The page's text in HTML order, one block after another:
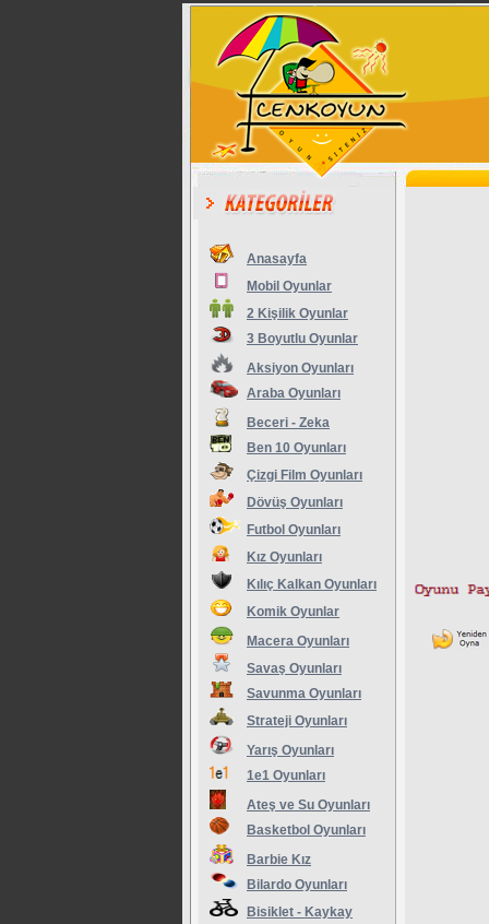
Anasayfa
Mobil Oyunlar
2 Kişilik Oyunlar
3 Boyutlu Oyunlar
Aksiyon Oyunları
Araba Oyunları
Beceri - Zeka
Ben 10 Oyunları
Çizgi Film Oyunları
Dövüş Oyunları
Futbol Oyunları
Kız Oyunları
Kılıç Kalkan Oyunları
Komik Oyunlar
Macera Oyunları
Savaş Oyunları
Savunma Oyunları
Strateji Oyunları
Yarış Oyunları
1e1 Oyunları
Ateş ve Su Oyunları
Basketbol Oyunları
Barbie Kız
Bilardo Oyunları
Bisiklet - Kaykay